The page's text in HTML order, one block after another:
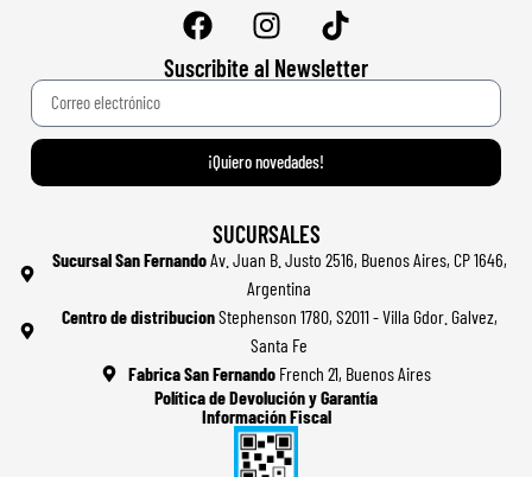
Suscribite al Newsletter
¡Quiero novedades!
SUCURSALES
Sucursal San FernandoAv. Juan B. Justo 2516, Buenos Aires, CP 1646,
Argentina
Centro de distribucionStephenson 1780, S2011 - Villa Gdor. Galvez,
Santa Fe
Fabrica San FernandoFrench 21, Buenos Aires
Política de Devolución y Garantía
Información Fiscal